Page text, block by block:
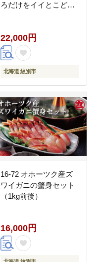
ろだけをイイとこど
22,000円
北海道 紋別市
16-72 オホーツク産ズ
ワイガニの蟹身セット
（1kg前後）
16,000円